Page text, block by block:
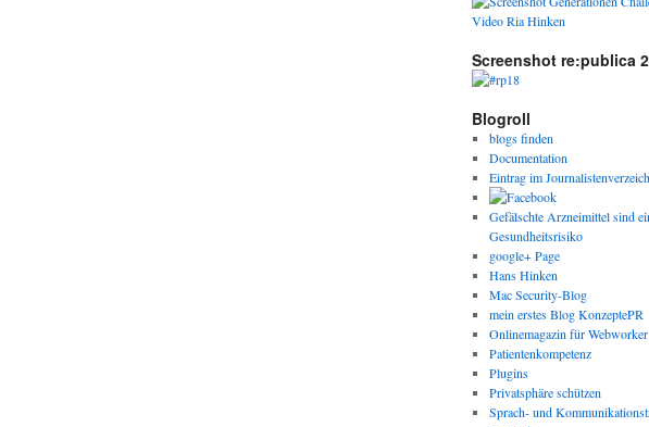
Screenshot re:publica
Blogroll
blogs finden
Documentation
Eintrag im
Gefälschte Arzneimittel sind
Gesundheitsrisiko
google+ Page
Hans Hinken
Mac Security-Blog
mein erstes Blog KonzeptePR
Onlinemagazin für Webworker
Patientenkompetenz
Plugins
Privatsphäre schützen
Sprach- und